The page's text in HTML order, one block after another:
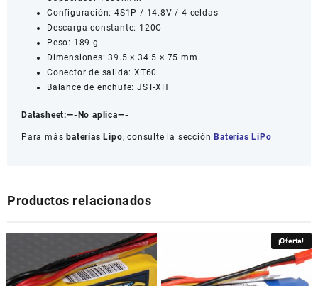
Configuración: 4S1P / 14.8V / 4 celdas
Descarga constante: 120C
Peso: 189 g
Dimensiones: 39.5 × 34.5 × 75 mm
Conector de salida: XT60
Balance de enchufe: JST-XH
Datasheet:—-No aplica—-
Para másbaterías Lipo, consulte la secciónBaterías LiPo
Productos relacionados
¡Oferta!